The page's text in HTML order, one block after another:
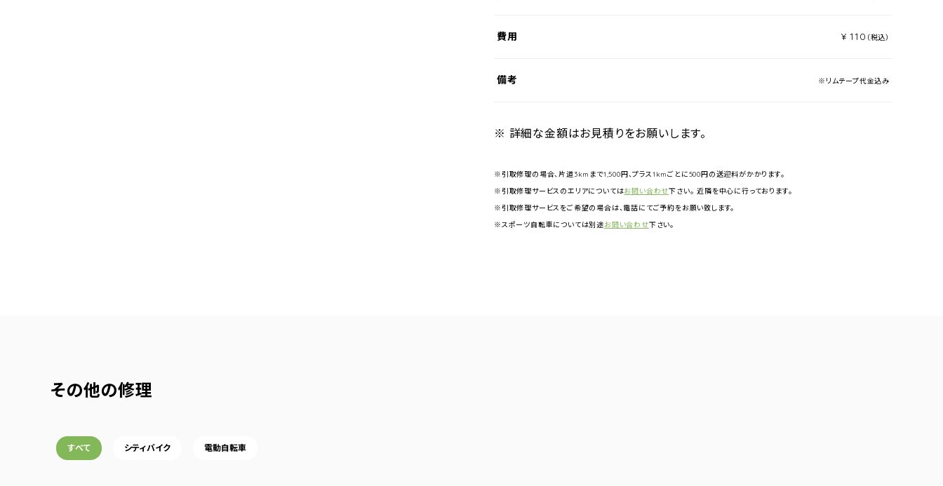
費用 ¥ 110 （税込）
備考 ※リムテープ代金込み
※ 詳細な金額はお見積りをお願いします。
※引取修理の場合、片道3kmまで1,500円、プラス1kmごとに500円の送迎料がかかります。
※引取修理サービスのエリアについてはお問い合わせ下さい。 近隣を中心に行っております。
※引取修理サービスをご希望の場合は、電話にてご予約をお願い致します。
※スポーツ自転車については別途お問い合わせ下さい。
その他の修理
すべて シティバイク 電動自転車